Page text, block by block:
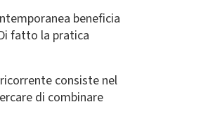
beneficia
fatto la pratica
consiste nel
di combinare